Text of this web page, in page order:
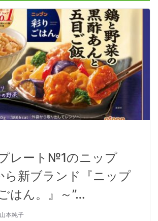
レート№1のニップ
ら新ブランド『ニップ
はん。』～”…
山本純子